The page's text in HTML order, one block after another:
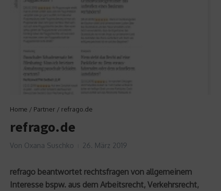
Home / Partner / refrago.de
refrago.de
Von Oxana Suschko 26. März 2019
refrago beantwortet rechtsfragen von allgemeinem
Interesse bspw. aus dem Arbeitsrecht, Verkehrsrecht,